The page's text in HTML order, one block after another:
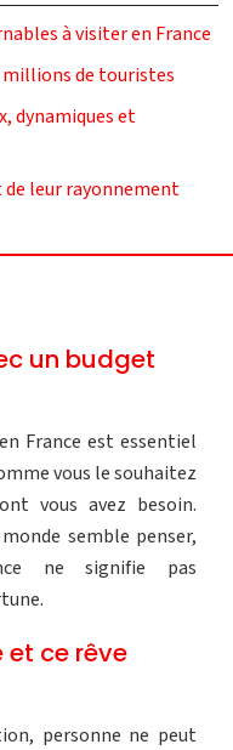
à visiter en France
millions de touristes
dynamiques et
de leur rayonnement
un budget
France est essentiel
vous le souhaitez
vous avez besoin.
semble penser,
ne signifie pas
et ce rêve
personne ne peut